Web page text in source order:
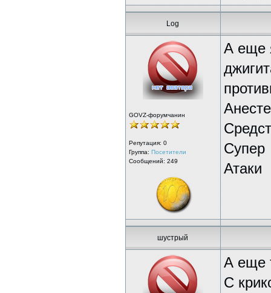
Log
GOVZ-форумчанин
Репутация: 0
Группа: Посетители
Сообщений: 249
А еще
Супер
Атаки
шустрый
А еще
С